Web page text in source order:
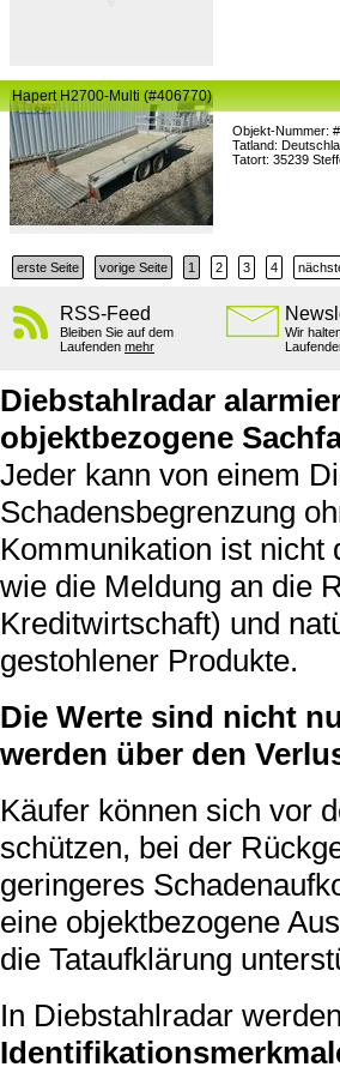
Objekt-Nummer:
Tatland:
Tatort: 35239
Hapert H2700-Multi (#406770)
erste Seite vorige Seite 1 2 3 4
RSS-Feed
Bleiben Sie auf dem
Laufenden mehr
Wir
Diebstahlradar
objektbezogene
Jeder kann von einem
Schadensbegrenzung
Kommunikation ist nicht
wie die Meldung an die
Kreditwirtschaft) und
gestohlener Produkte.
Die Werte sind nicht
werden über den
Käufer können sich vor
schützen, bei der
geringeres
eine objektbezogene
die Tataufklärung
In Diebstahlradar